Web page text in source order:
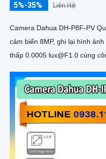
5%-35% Liên Hệ
Camera Dahua DH-P8F-PV
cảm biến 8MP, ghi lại hình ảnh 3840 ×
thấp 0.0005 lux@F1.0 cùng